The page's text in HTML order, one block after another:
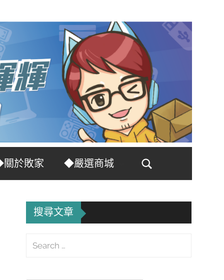
於敗家
◆嚴選商城
Search
搜尋文章
Search